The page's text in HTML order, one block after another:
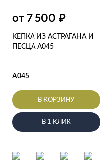
от 7 500 ₽
КЕПКА ИЗ АСТРАГАНА И
ПЕСЦА А045
А045
В КОРЗИНУ
В 1 КЛИК